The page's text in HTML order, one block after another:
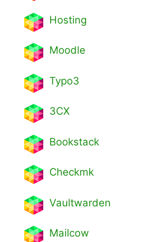
Hosting
Moodle
Typo3
3CX
Bookstack
Checkmk
Vaultwarden
Mailcow